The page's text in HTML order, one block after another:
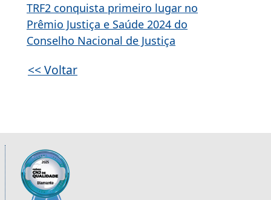
TRF2 conquista primeiro lugar no
Prêmio Justiça e Saúde 2024 do
Conselho Nacional de Justiça
<< Voltar
Informações úteis sobre os órgãos da 2ª
Imagem